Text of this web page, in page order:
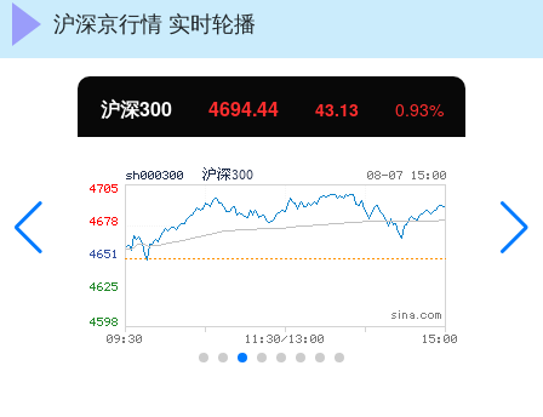
沪深京行情 实时轮播
北证50 1134.24 11.37 1.01%